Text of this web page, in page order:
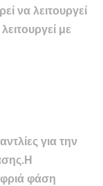
να λειτουργεί
με
για την
φάση